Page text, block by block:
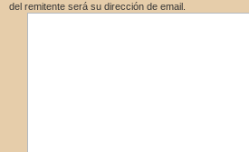
del remitente será su dirección de email.